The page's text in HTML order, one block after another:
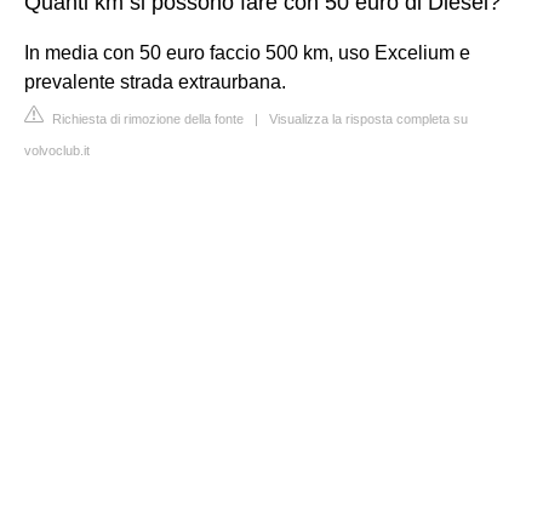
In media con 50 euro faccio 500 km, uso Excelium e
prevalente strada extraurbana.
Richiesta di rimozione della fonte | Visualizza la risposta completa su
volvoclub.it